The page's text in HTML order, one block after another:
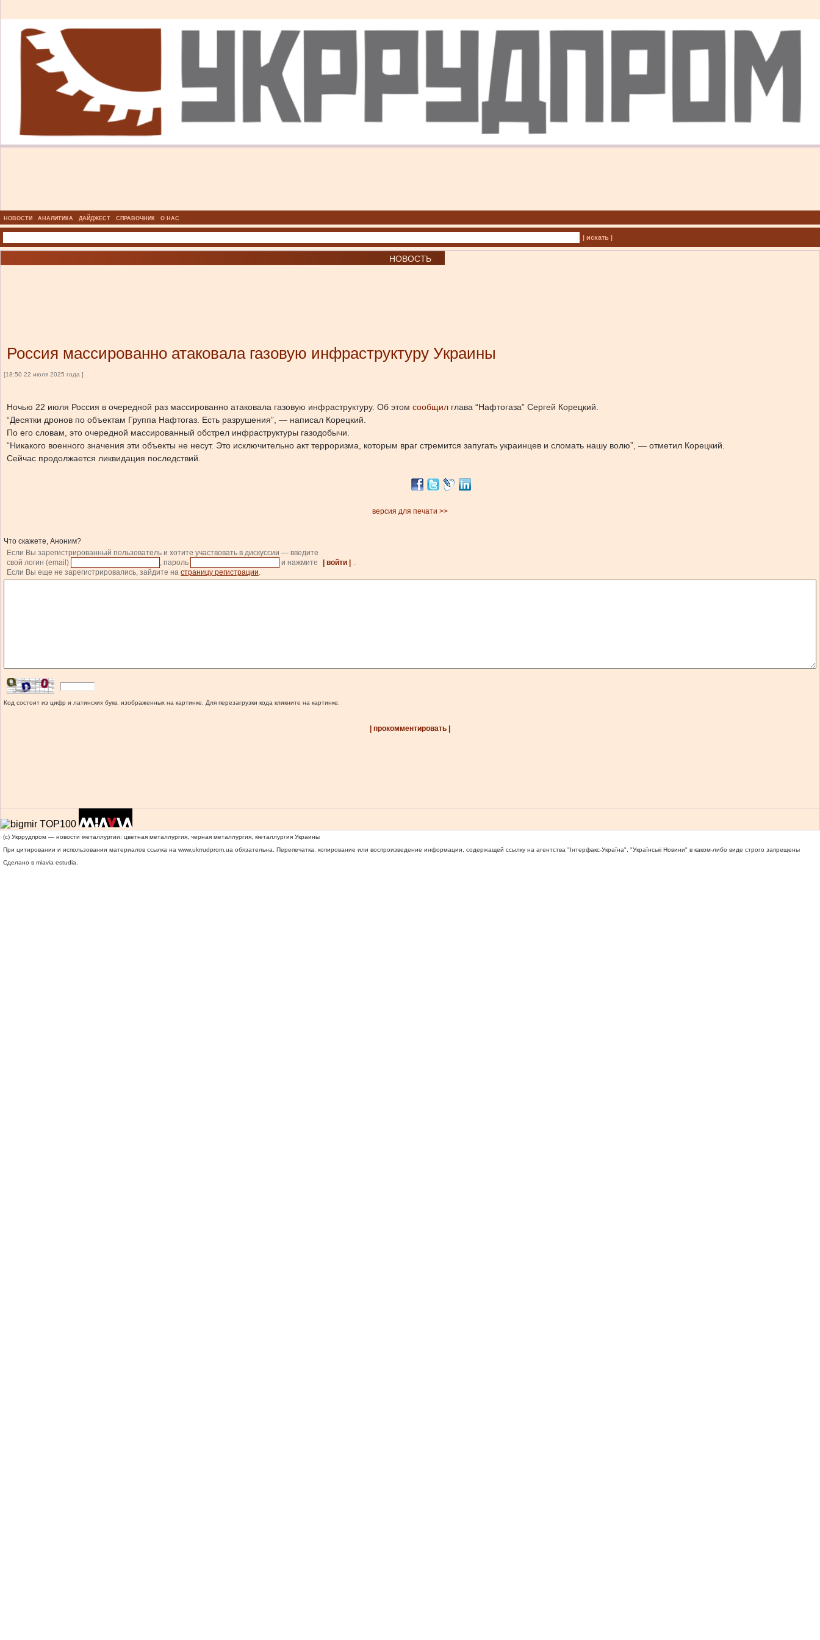
НОВОСТИ АНАЛИТИКА ДАЙДЖЕСТ СПРАВОЧНИК О НАС
| искать |
НОВОСТЬ
Россия массированно атаковала газовую инфраструктуру Украины
[18:50 22 июля 2025 года ]
Ночью 22 июля Россия в очередной раз массированно атаковала газовую инфраструктуру. Об этом сообщил глава “Нафтогаза” Сергей Корецкий.
“Десятки дронов по объектам Группа Нафтогаз. Есть разрушения”, — написал Корецкий.
По его словам, это очередной массированный обстрел инфраструктуры газодобычи.
“Никакого военного значения эти объекты не несут. Это исключительно акт терроризма, которым враг стремится запугать украинцев и сломать нашу волю”, — отметил Корецкий.
Сейчас продолжается ликвидация последствий.
версия для печати >>
Что скажете, Аноним?
Если Вы зарегистрированный пользователь и хотите участвовать в дискуссии — введите
свой логин (email)
, пароль и нажмите | войти |
.
Если Вы еще не зарегистрировались, зайдите на страницу регистрации.
Код состоит из цифр и латинских букв, изображенных на картинке. Для перезагрузки кода кликните на картинке.
| прокомментировать |
(c) Укррудпром — новости металлургии: цветная металлургия, черная металлургия, металлургия Украины
При цитировании и использовании материалов ссылка на www.ukrrudprom.ua обязательна. Перепечатка, копирование или воспроизведение информации, содержащей ссылку на агентства "Iнтерфакс-Україна", "Українськi Новини" в каком-либо виде строго запрещены
Сделано в miavia estudia.